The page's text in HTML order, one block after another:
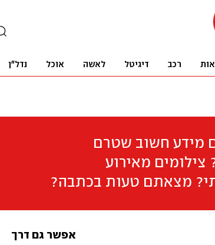
רכב דיגיטל לאשה אוכל נדל"ן
מידע חשוב שטרם
צילומים מאירוע
מצאתם טעות בכתבה?
אפשר גם דרך